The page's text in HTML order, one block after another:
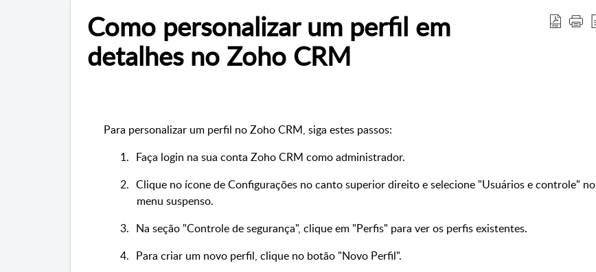
Como personalizar um perfil em
detalhes no Zoho CRM
Para personalizar um perfil no Zoho CRM, siga estes passos:
1. Faça login na sua conta Zoho CRM como administrador.
2. Clique no ícone de Configurações no canto superior direito e selecione "Usuários e controle" no
menu suspenso.
3. Na seção "Controle de segurança", clique em "Perfis" para ver os perfis existentes.
4. Para criar um novo perfil, clique no botão "Novo Perfil".